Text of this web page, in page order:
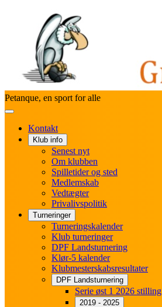
Petanque, en sport for alle
Kontakt
Klub info
Senest nyt
Om klubben
Spilletider og sted
Medlemskab
Vedtægter
Privalivspolitik
Turneringer
Turneringskalender
Klub turneringer
DPF Landsturnering
Klør-5 kalender
Klubmesterskabsresultater
DPF Landsturnering
Serie øst 1 2026 stilling
2019 - 2025